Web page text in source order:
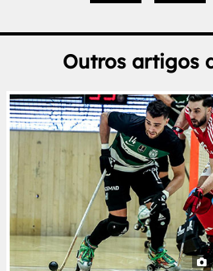
Outros artigos